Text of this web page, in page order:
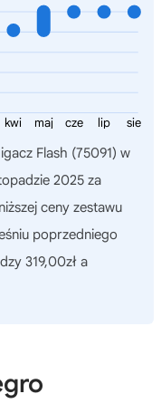
sie
lip
cze
maj
kwi
Flash (75091) w
2025 za
ceny zestawu
poprzedniego
319,00zł a